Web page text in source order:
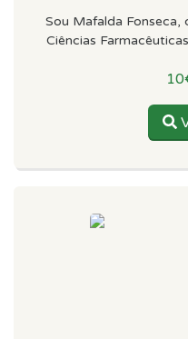
Sou Mafalda
Ciências